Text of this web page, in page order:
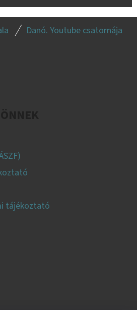
Danó. Youtube csatornája
tájékoztató